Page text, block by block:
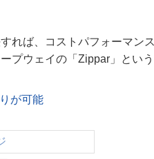
れば、コストパフォーマン
プウェイの「Zippar」という
が可能